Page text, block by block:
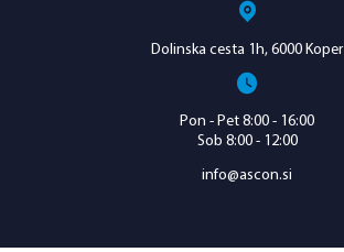
Dolinska cesta 1h, 6000 Koper
Pon - Pet 8:00 - 16:00
Sob 8:00 - 12:00
info@ascon.si